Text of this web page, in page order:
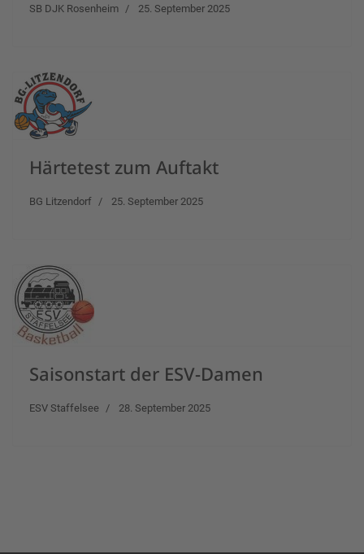
SB DJK Rosenheim 25. September 2025
Härtetest zum Auftakt
BG Litzendorf 25. September 2025
Saisonstart der ESV-Damen
ESV Staffelsee 28. September 2025